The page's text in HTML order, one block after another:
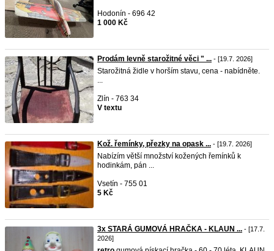
Hodonín - 696 42
1 000 Kč
Prodám levně starožitné věci " ... - [19.7. 2026]
Starožitná židle v horším stavu, cena - nabídněte.
...
Zlín - 763 34
V textu
Kož. řemínky, přezky na opask ... - [19.7. 2026]
Nabízím větší množství kožených řemínků k
hodinkám, pán ...
Vsetín - 755 01
5 Kč
3x STARÁ GUMOVÁ HRAČKA - KLAUN ... - [17.7.
2026]